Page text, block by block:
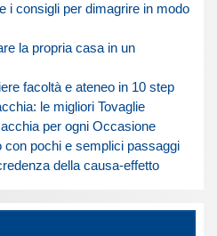
i consigli per dimagrire in modo
la propria casa in un
facoltà e ateneo in 10 step
le migliori Tovaglie
per ogni Occasione
con pochi e semplici passaggi
della causa-effetto